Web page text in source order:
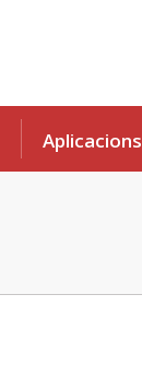
Aplicacions